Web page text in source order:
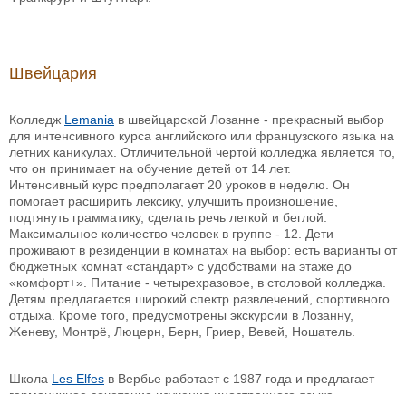
Швейцария
Колледж Lemania в швейцарской Лозанне - прекрасный выбор
для интенсивного курса английского или французского языка на
летних каникулах. Отличительной чертой колледжа является то,
что он принимает на обучение детей от 14 лет.
Интенсивный курс предполагает 20 уроков в неделю. Он
помогает расширить лексику, улучшить произношение,
подтянуть грамматику, сделать речь легкой и беглой.
Максимальное количество человек в группе - 12. Дети
проживают в резиденции в комнатах на выбор: есть варианты от
бюджетных комнат «стандарт» с удобствами на этаже до
«комфорт+». Питание - четырехразовое, в столовой колледжа.
Детям предлагается широкий спектр развлечений, спортивного
отдыха. Кроме того, предусмотрены экскурсии в Лозанну,
Женеву, Монтрё, Люцерн, Берн, Гриер, Вевей, Ношатель.
Школа Les Elfes в Вербье работает с 1987 года и предлагает